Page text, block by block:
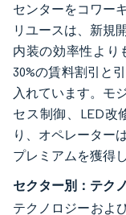
センターをコワー
リユースは、新規
内装の効率性より
30%の賃料割引と
入れています。モ
セス制御、LED改
り、オペレーター
プレミアムを獲得
セクター別：テク
テクノロジーおよ